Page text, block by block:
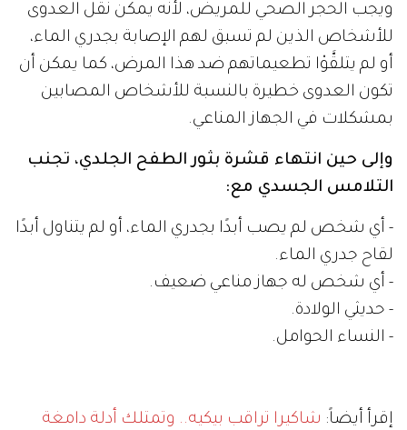
ويجب الحجر الصحي للمريض، لأنه يمكن نقل العدوى
للأشخاص الذين لم تسبق لهم الإصابة بجدري الماء،
أو لم يتلقَّوْا تطعيماتهم ضد هذا المرض، كما يمكن أن
تكون العدوى خطيرة بالنسبة للأشخاص المصابين
بمشكلات في الجهاز المناعي.
وإلى حين انتهاء قشرة بثور الطفح الجلدي، تجنب
التلامس الجسدي مع:
- أي شخص لم يصب أبدًا بجدري الماء، أو لم يتناول أبدًا
لقاح جدري الماء.
- أي شخص له جهاز مناعي ضعيف.
- حديثي الولادة.
- النساء الحوامل.
إقرأ أيضاً: شاكيرا تراقب بيكيه.. وتمتلك أدلة دامغة